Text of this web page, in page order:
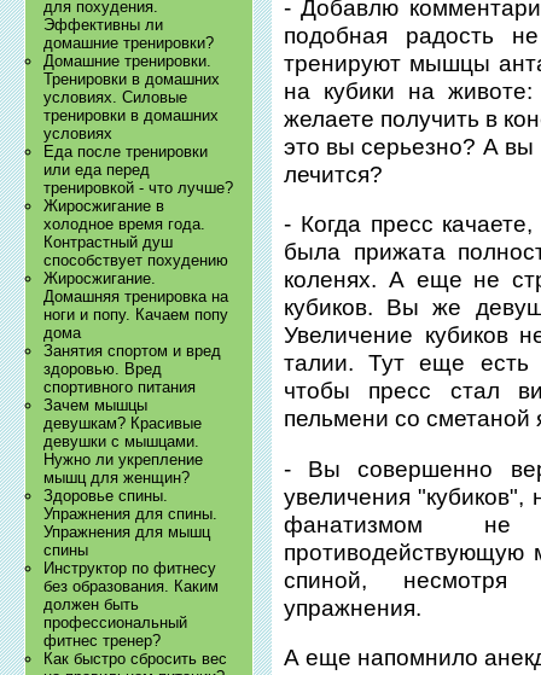
для похудения.
Эффективны ли
домашние тренировки?
Домашние тренировки.
Тренировки в домашних
условиях. Силовые
тренировки в домашних
условиях
Еда после тренировки
или еда перед
тренировкой - что лучше?
Жиросжигание в
холодное время года.
Контрастный душ
способствует похудению
Жиросжигание.
Домашняя тренировка на
ноги и попу. Качаем попу
дома
Занятия спортом и вред
здоровью. Вред
спортивного питания
Зачем мышцы
девушкам? Красивые
девушки с мышцами.
Нужно ли укрепление
мышц для женщин?
Здоровье спины.
Упражнения для спины.
Упражнения для мышц
спины
Инструктор по фитнесу
без образования. Каким
должен быть
профессиональный
фитнес тренер?
Как быстро сбросить вес
- Добавлю
подобная радость
тренируют мышцы
на кубики на
желаете получить в
это вы серьезно? А вы
лечится?
- Когда пресс
была прижата
коленях. А еще не
кубиков. Вы же
Увеличение кубиков
талии. Тут еще есть
чтобы пресс стал
пельмени со
- Вы совершенно
увеличения
фанатизмом
противодействующую
спиной, несмотря
упражнения.
А еще напомнило